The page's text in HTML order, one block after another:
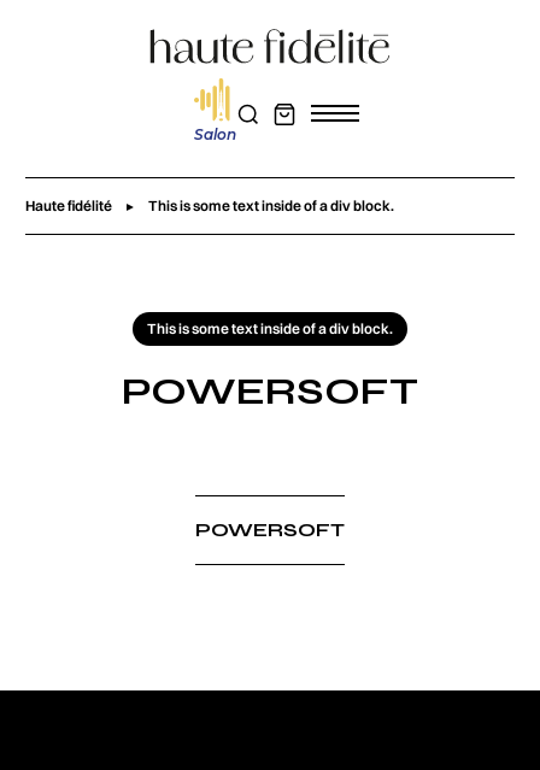
Salon
Haute fidélité This is some text inside of a div block.
This is some text inside of a div block.
POWERSOFT
POWERSOFT